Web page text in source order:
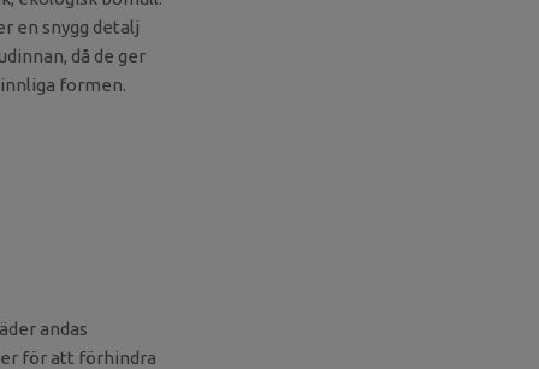
en snygg detalj
då de ger
formen.
andas
för att förhindra